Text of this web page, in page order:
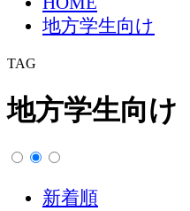
地方学生向け
TAG
地方学生向け
新着順